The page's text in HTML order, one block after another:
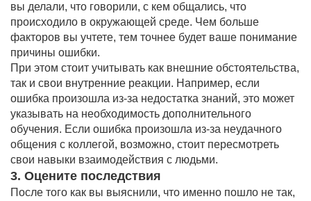
вы делали, что говорили, с кем общались, что
происходило в окружающей среде. Чем больше
факторов вы учтете, тем точнее будет ваше понимание
причины ошибки.
При этом стоит учитывать как внешние обстоятельства,
так и свои внутренние реакции. Например, если
ошибка произошла из-за недостатка знаний, это может
указывать на необходимость дополнительного
обучения. Если ошибка произошла из-за неудачного
общения с коллегой, возможно, стоит пересмотреть
свои навыки взаимодействия с людьми.
3. Оцените последствия
После того как вы выяснили, что именно пошло не так,